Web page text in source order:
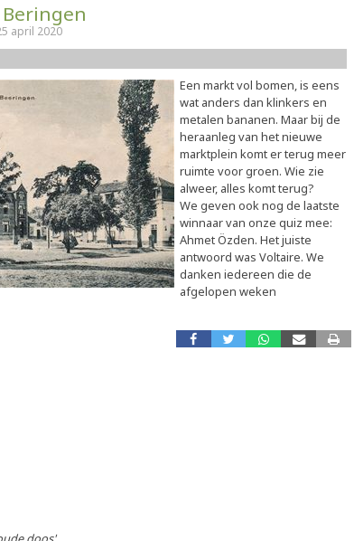
april 2020
Een markt vol bomen, is eens
wat anders dan klinkers en
metalen bananen. Maar bij de
heraanleg van het nieuwe
marktplein komt er terug meer
ruimte voor groen. Wie zie
alweer, alles komt terug?
We geven ook nog de laatste
winnaar van onze quiz mee:
Ahmet Özden. Het juiste
antwoord was Voltaire. We
danken iedereen die de
afgelopen weken